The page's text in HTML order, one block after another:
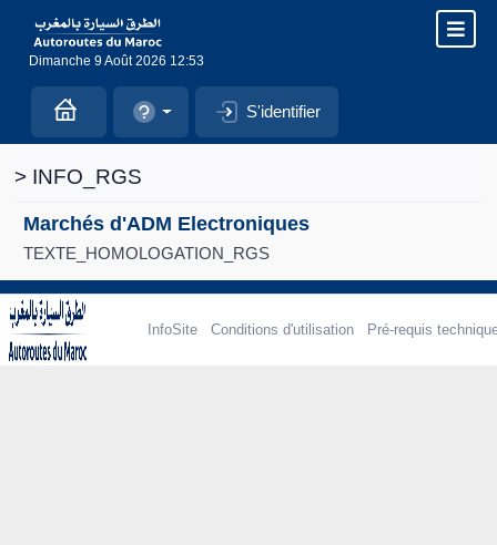
Dimanche 9 Août 2026 12:53
S'identifier
> INFO_RGS
Marchés d'ADM Electroniques
TEXTE_HOMOLOGATION_RGS
InfoSite Conditions d'utilisation Pré-requis